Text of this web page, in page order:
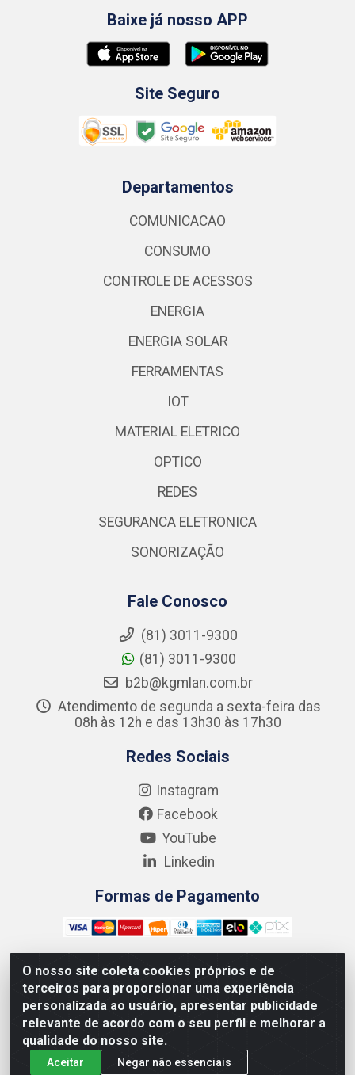
O nosso site coleta cookies próprios e de
terceiros para proporcionar uma experiência
personalizada ao usuário, apresentar publicidade
relevante de acordo com o seu perfil e melhorar a
qualidade do nosso site.
Aceitar Negar não essenciais
Baixe já nosso APP
Site Seguro
Departamentos
COMUNICACAO
CONSUMO
CONTROLE DE ACESSOS
ENERGIA
ENERGIA SOLAR
FERRAMENTAS
IOT
MATERIAL ELETRICO
OPTICO
REDES
SEGURANCA ELETRONICA
SONORIZAÇÃO
Fale Conosco
(81) 3011-9300
(81) 3011-9300
b2b@kgmlan.com.br
Atendimento de segunda a sexta-feira das
08h às 12h e das 13h30 às 17h30
Redes Sociais
Instagram
Facebook
YouTube
Linkedin
Formas de Pagamento
Kgmlan Distribuidora LTDA - CNPJ 18.217.682/0001-54 -
Rua Pedro de Barros Cavalcante, 58 - Bultrins, Olinda/PE
- CEP 53320-110